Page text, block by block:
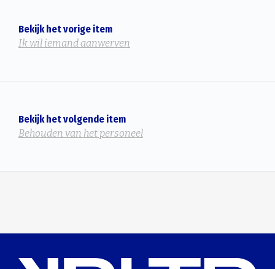
Bekijk het vorige item
Ik wil iemand aanwerven
Bekijk het volgende item
Behouden van het personeel